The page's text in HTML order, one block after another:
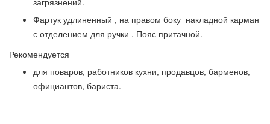
Фартук удлиненный , на правом боку накладной карман
с отделением для ручки . Пояс притачной.
Рекомендуется
для поваров, работников кухни, продавцов, барменов,
официантов, бариста.